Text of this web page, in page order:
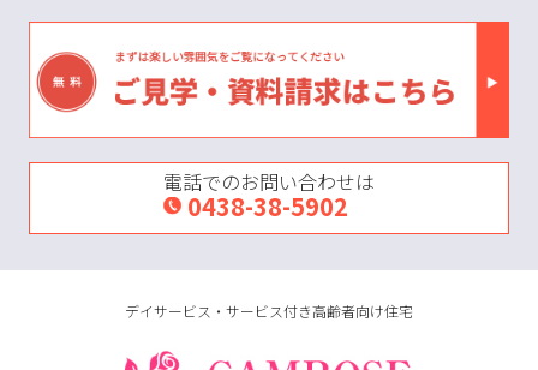
電話でのお問い合わせは
0438-38-5902
デイサービス・サービス付き高齢者向け住宅